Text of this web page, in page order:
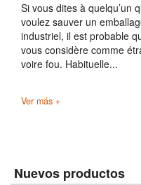
Si vous dites à quelqu’un
voulez sauver un
industriel, il est probable
vous considère comme
voire fou. Habituelle...
Ver más +
Nuevos productos